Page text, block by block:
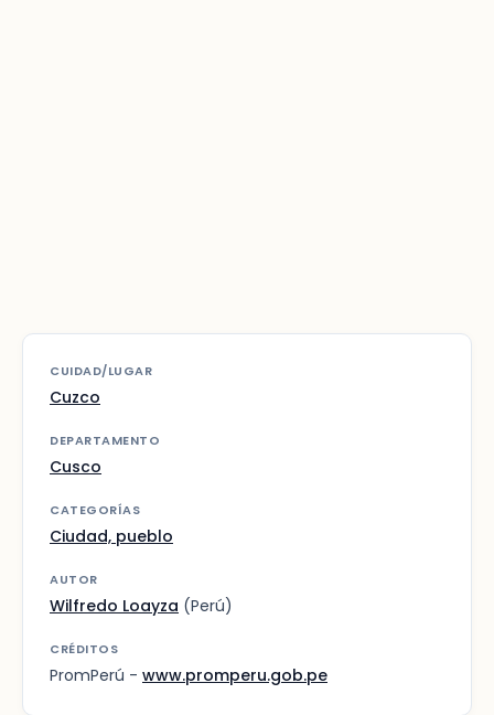
CUIDAD/LUGAR
Cuzco
DEPARTAMENTO
Cusco
CATEGORÍAS
Ciudad, pueblo
AUTOR
Wilfredo Loayza (Perú)
CRÉDITOS
PromPerú - www.promperu.gob.pe